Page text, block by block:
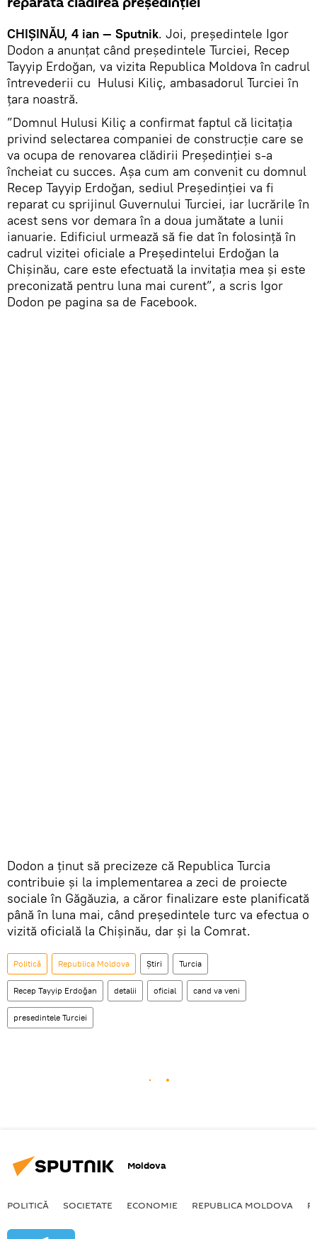
CHIȘINĂU, 4 ian — Sputnik. Joi, președintele Igor
Dodon a anunțat când președintele Turciei, Recep
Tayyip Erdoğan, va vizita Republica Moldova în cadrul
întrevederii cu Hulusi Kiliç, ambasadorul Turciei în
țara noastră.
”Domnul Hulusi Kiliç a confirmat faptul că licitația
privind selectarea companiei de construcție care se
va ocupa de renovarea clădirii Președinției s-a
încheiat cu succes. Așa cum am convenit cu domnul
Recep Tayyip Erdoğan, sediul Președinției va fi
reparat cu sprijinul Guvernului Turciei, iar lucrările în
acest sens vor demara în a doua jumătate a lunii
ianuarie. Edificiul urmează să fie dat în folosință în
cadrul vizitei oficiale a Președintelui Erdoğan la
Chișinău, care este efectuată la invitația mea și este
preconizată pentru luna mai curent”, a scris Igor
Dodon pe pagina sa de Facebook.
Dodon a ținut să precizeze că Republica Turcia
contribuie și la implementarea a zeci de proiecte
sociale în Găgăuzia, a căror finalizare este planificată
până în luna mai, când președintele turc va efectua o
vizită oficială la Chișinău, dar și la Comrat.
Politică Republica Moldova Știri Turcia
Recep Tayyip Erdoğan detalii oficial cand va veni
presedintele Turciei
Moldova
POLITICĂ SOCIETATE ECONOMIE REPUBLICA MOLDOVA